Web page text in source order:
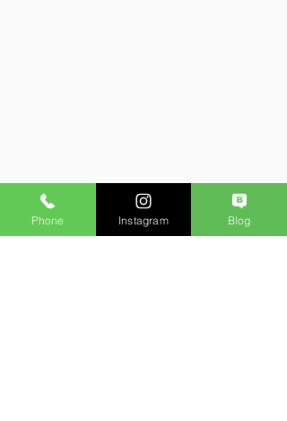
Phone Instagram Blog